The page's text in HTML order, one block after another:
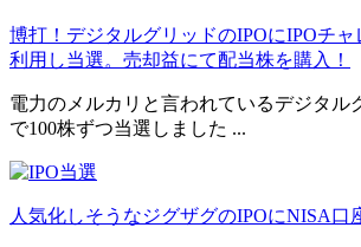
博打！デジタルグリッドのIPOにIPOチ
利用し当選。売却益にて配当株を購入！
電力のメルカリと言われているデジタル
で100株ずつ当選しました ...
人気化しそうなジグザグのIPOにNISA口